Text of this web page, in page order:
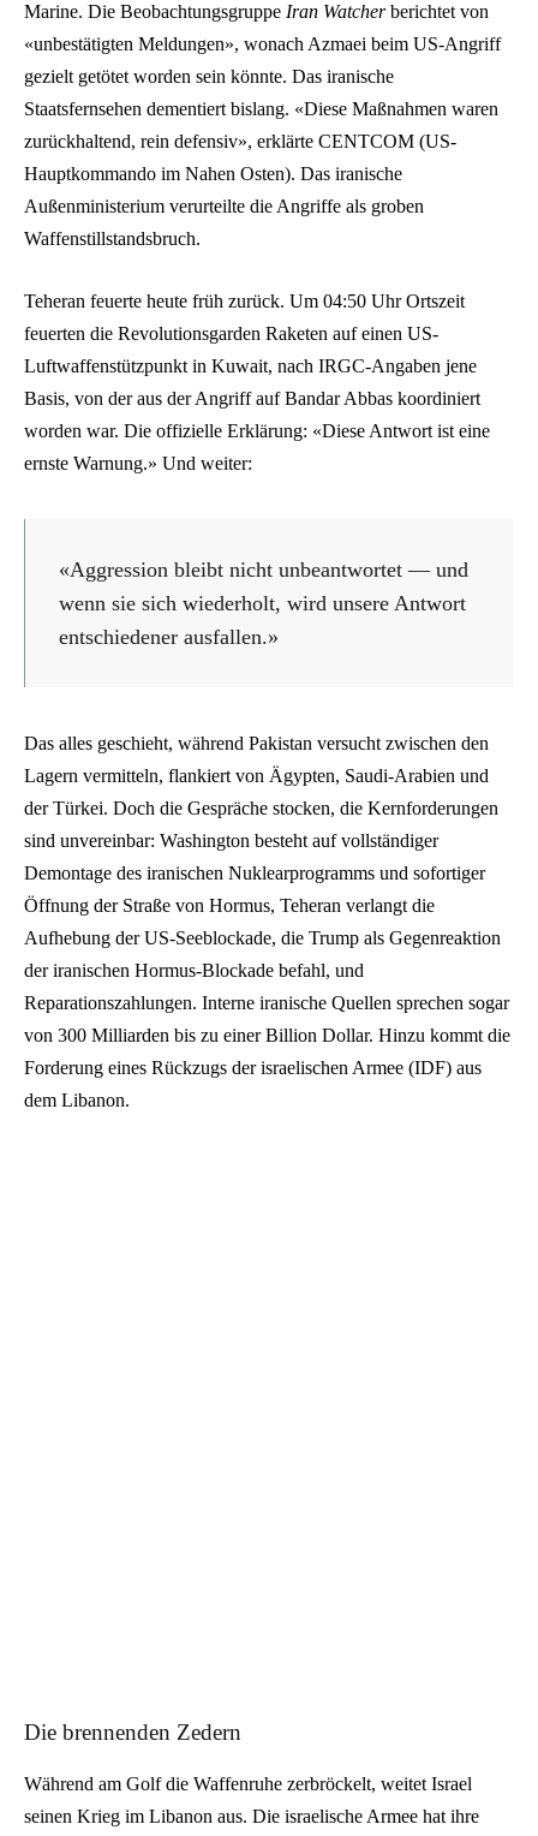
Marine. Die Beobachtungsgruppe Iran Watcherberichtet von
«unbestätigten Meldungen», wonach Azmaei beim US-Angriff
gezielt getötet worden sein könnte. Das iranische
Staatsfernsehen dementiert bislang. «Diese Maßnahmen waren
zurückhaltend, rein defensiv», erklärte CENTCOM (US-
Hauptkommando im Nahen Osten). Das iranische
Außenministerium verurteilte die Angriffe als groben
Waffenstillstandsbruch.
Teheran feuerte heute früh zurück. Um 04:50 Uhr Ortszeit
feuerten die Revolutionsgarden Raketen auf einen US-
Luftwaffenstützpunkt in Kuwait, nach IRGC-Angaben jene
Basis, von der aus der Angriff auf Bandar Abbas koordiniert
worden war. Die offizielle Erklärung: «Diese Antwort ist eine
ernste Warnung.» Und weiter:
«Aggression bleibt nicht unbeantwortet — und
wenn sie sich wiederholt, wird unsere Antwort
entschiedener ausfallen.»
Das alles geschieht, während Pakistan versucht zwischen den
Lagern vermitteln, flankiert von Ägypten, Saudi-Arabien und
der Türkei. Doch die Gespräche stocken, die Kernforderungen
sind unvereinbar: Washington besteht auf vollständiger
Demontage des iranischen Nuklearprogramms und sofortiger
Öffnung der Straße von Hormus, Teheran verlangt die
Aufhebung der US-Seeblockade, die Trump als Gegenreaktion
der iranischen Hormus-Blockade befahl, und
Reparationszahlungen. Interne iranische Quellen sprechen sogar
von 300 Milliarden bis zu einer Billion Dollar. Hinzu kommt die
Forderung eines Rückzugs der israelischen Armee (IDF) aus
dem Libanon.
Die brennenden Zedern
Während am Golf die Waffenruhe zerbröckelt, weitet Israel
seinen Krieg im Libanon aus. Die israelische Armee hat ihre